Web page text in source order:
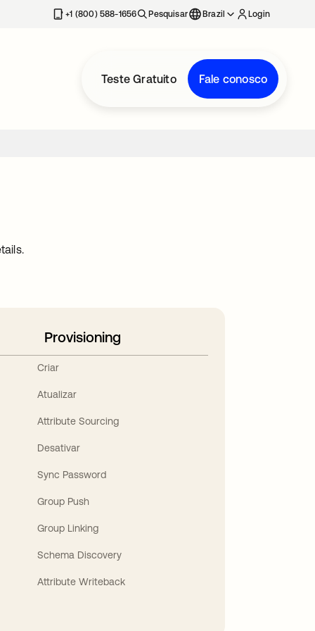
+1 (800) 588-1656 Pesquisar Brazil Login
Teste Gratuito Fale conosco
Provisioning
Criar
Atualizar
Attribute Sourcing
Desativar
Sync Password
Group Push
Group Linking
Schema Discovery
Attribute Writeback